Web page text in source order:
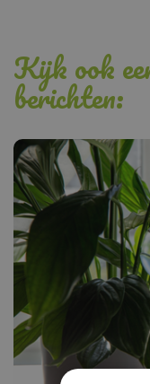
Kijk ook
berichten: